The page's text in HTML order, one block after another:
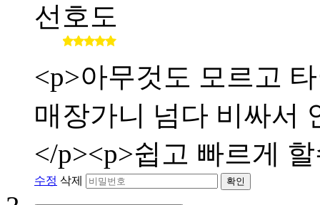
선호도
<p>아무것도 모르고
매장가니 넘다 비싸서
</p><p>쉽고 빠르게
수정 삭제 확인